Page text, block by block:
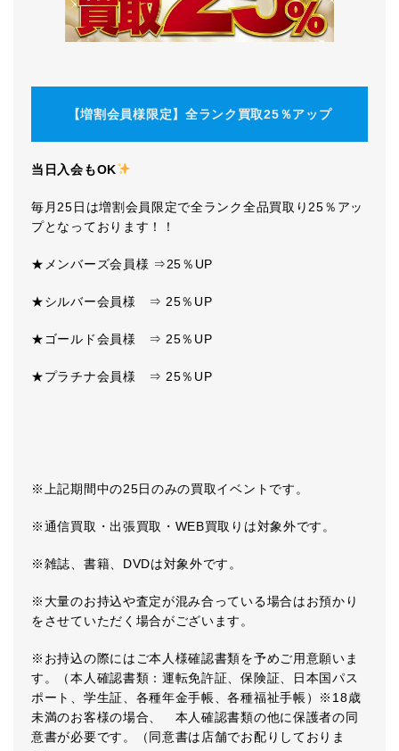
【増割会員様限定】全ランク買取25％アップ
当日入会もOK
毎月25日は増割会員限定で全ランク全品買取り25％アッ
プとなっております！！
★メンバーズ会員様 ⇒25％UP
★シルバー会員様 ⇒ 25％UP
★ゴールド会員様 ⇒ 25％UP
★プラチナ会員様 ⇒ 25％UP
※上記期間中の25日のみの買取イベントです。
※通信買取・出張買取・WEB買取りは対象外です。
※雑誌、書籍、DVDは対象外です。
※大量のお持込や査定が混み合っている場合はお預かり
をさせていただく場合がございます。
※お持込の際にはご本人様確認書類を予めご用意願いま
す。（本人確認書類：運転免許証、保険証、日本国パス
ポート、学生証、各種年金手帳、各種福祉手帳）※18歳
未満のお客様の場合、 本人確認書類の他に保護者の同
意書が必要です。（同意書は店舗でお配りしておりま